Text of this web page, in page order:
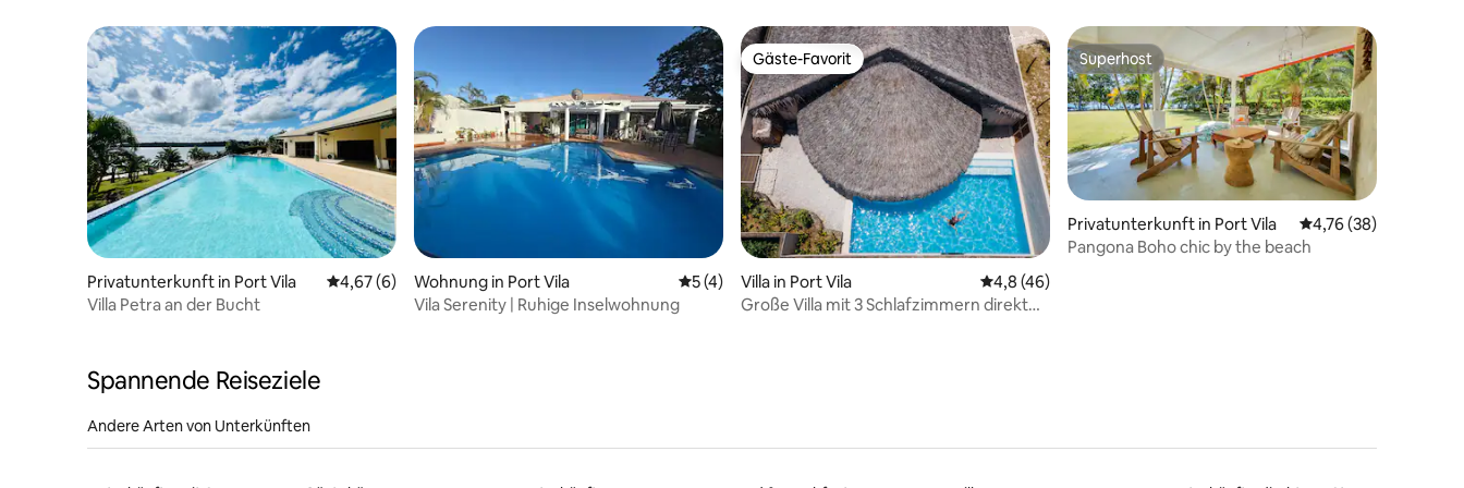
Privatunterkunft in Port Vila Durchschnittliche Bewertung: 4,67 von 5, 6 Bewertungen
4,67 (6)
Villa Petra an der Bucht
Wohnung in Port Vila Durchschnittliche Bewertung: 5 von 5, 4 Bewertungen
5 (4)
Vila Serenity | Ruhige Inselwohnung
Gäste-Favorit
Gäste-Favorit
Villa in Port Vila Durchschnittliche Bewertung: 4,8 von 5, 46 Bewertungen
4,8 (46)
Große Villa mit 3 Schlafzimmern direkt
Superhost
Superhost
Privatunterkunft in Port Vila Durchschnittliche
4,76 (38)
Pangona Boho chic by the beach
Spannende Reiseziele
Andere Arten von Unterkünften